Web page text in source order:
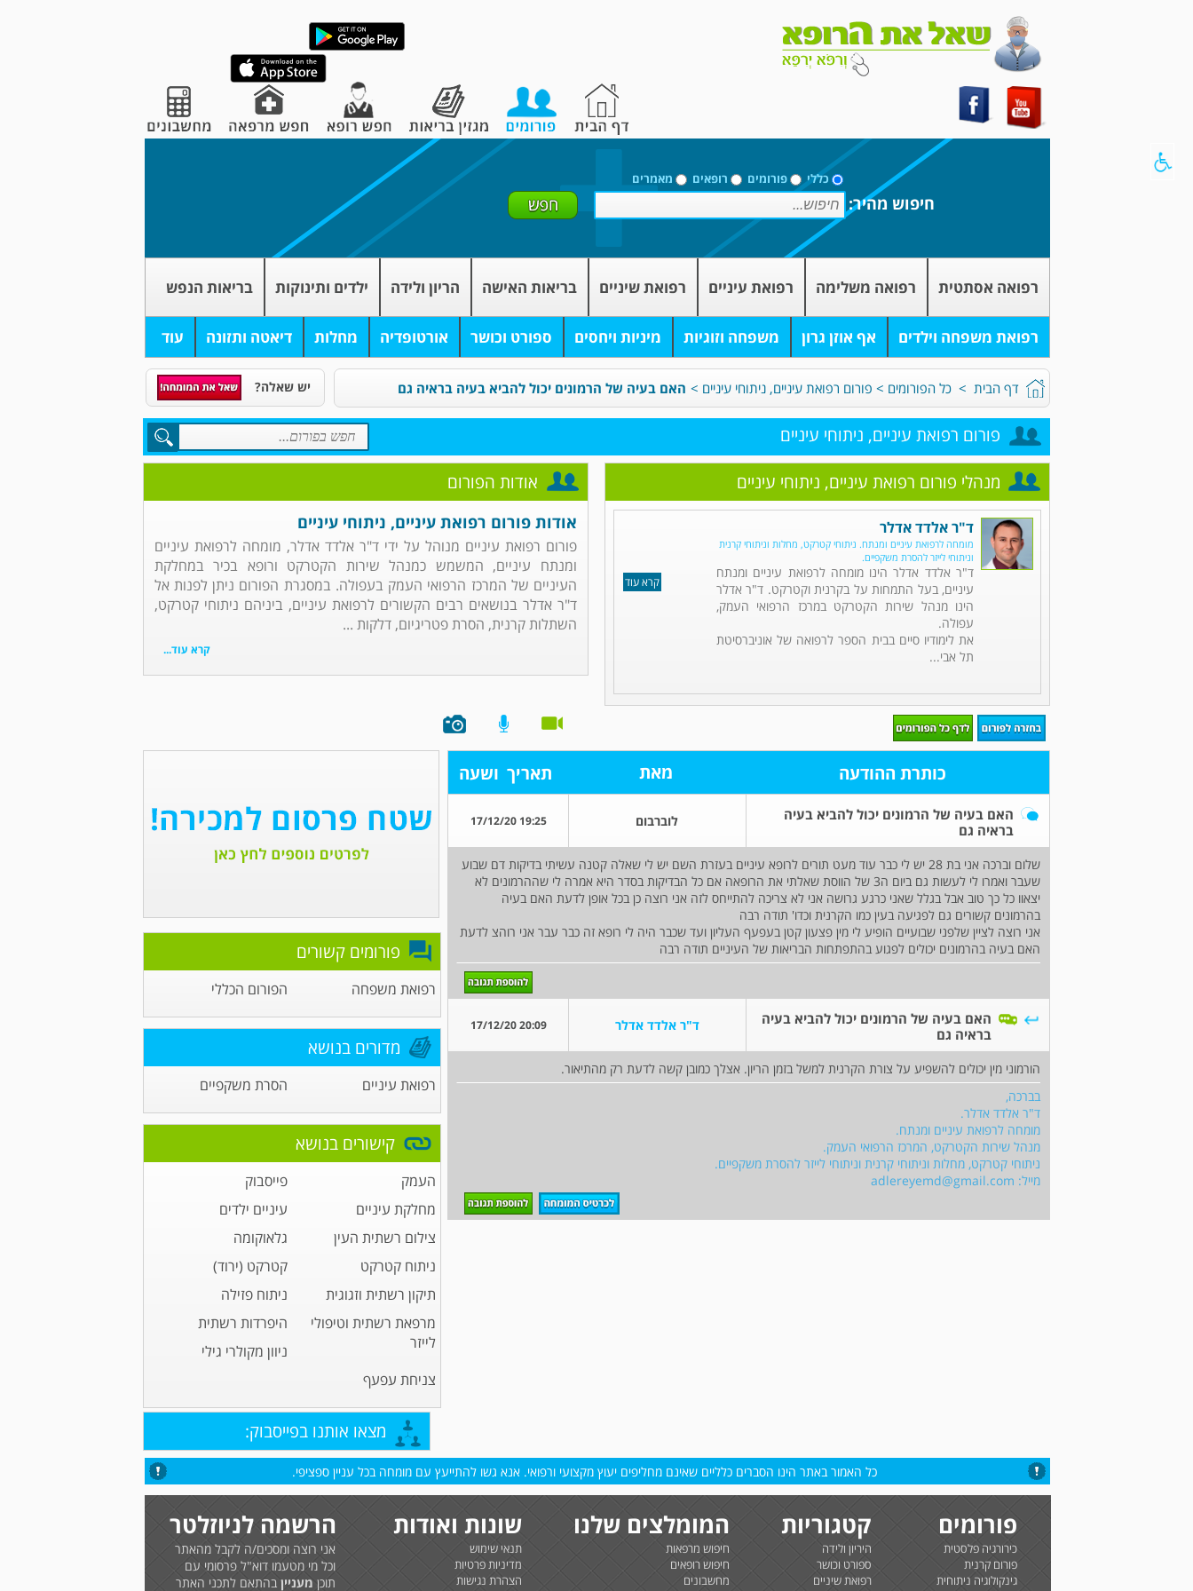
כללי פורומים רופאים מאמרים
חיפוש מהיר:
רפואה אסתטית רפואה משלימה רפואת עיניים רפואת שיניים בריאות האישה הריון ולידה ילדים ותינוקות בריאות הנפש
רפואת משפחה וילדים אף אוזן גרון משפחה וזוגיות מיניות ויחסים ספורט וכושר אורטופדיה מחלות דיאטה ותזונה עוד
דף הבית > כל הפורומים > פורום רפואת עיניים, ניתוחי עיניים > האם בעיה של הרמונים יכול להביא בעיה בראיה גם יש שאלה?
פורום רפואת עיניים, ניתוחי עיניים
אודות הפורום
אודות פורום רפואת עיניים, ניתוחי עיניים
פורום רפואת עיניים מנוהל על ידי ד"ר אלדד אדלר, מומחה לרפואת עיניים
ומנתח עיניים, המשמש כמנהל שירות הקטרקט ורופא בכיר במחלקת
העיניים של המרכז הרפואי העמק בעפולה. במסגרת הפורום ניתן לפנות אל
ד"ר אדלר בנושאים רבים הקשורים לרפואת עיניים, ביניהם ניתוחי קטרקט,
השתלות קרנית, הסרת פטריגיום, דלקות ...
קרא עוד...
מנהלי פורום רפואת עיניים, ניתוחי עיניים
קרא עוד
ד"ר אלדד אדלר
מומחה לרפואת עיניים ומנתח. ניתוחי קטרקט, מחלות וניתוחי קרנית
וניתוחי לייזר להסרת משקפיים.
ד"ר אלדד אדלר הינו מומחה לרפואת עיניים ומנתח
עיניים, בעל התמחות על בקרנית וקטרקט. ד"ר אדלר
הינו מנהל שירות הקטרקט במרכז הרפואי העמק,
עפולה.
את לימודיו סיים בבית הספר לרפואה של אוניברסיטת
תל אבי...
כותרת ההודעה מאת תאריך ושעה
האם בעיה של הרמונים יכול להביא בעיה
בראיה גם
לוברבום 19:25 17/12/20
שלום וברכה אני בת 28 יש לי כבר עוד מעט תורים לרופא עיניים בעזרת השם יש לי שאלה קטנה עשיתי בדיקות דם שבוע
שעבר ואמרו לי לעשות גם ביום ה3 של הווסת שאלתי את הרופאה אם כל הבדיקות בסדר היא אמרה לי שההרמונים לא
יצאוו כל כך טוב אבל בגלל שאני כרגע גרושה אני לא צריכה להתייחס לזה אני רוצה כן בכל אופן לדעת האם בעיה
בהרמונים קשורים גם לפגיעה בעין כמו הקרנית וכדו' תודה רבה
אני רוצה לציין שלפני שבועיים הופיע לי מין פצעון קטן בעפעף העליון ועד שכבר היה לי רופא זה כבר עבר אני רוהצ לדעת
האם בעיה בהרמונים יכולים לפגוע בהתפתחות הבריאות של העיניים תודה רבה
האם בעיה של הרמונים יכול להביא בעיה
בראיה גם
ד"ר אלדד אדלר 20:09 17/12/20
הורמוני מין יכולים להשפיע על צורת הקרנית למשל בזמן הריון. אצלך כמובן קשה לדעת רק מהתיאור.
בברכה,
ד"ר אלדד אדלר.
מומחה לרפואת עיניים ומנתח.
מנהל שירות הקטרקט, המרכז הרפואי העמק.
ניתוחי קטרקט, מחלות וניתוחי קרנית וניתוחי לייזר להסרת משקפיים.
מייל: adlereyemd@gmail.com
פורומים קשורים
רפואת משפחה הפורום הכללי
מדורים בנושא
רפואת עיניים הסרת משקפיים
קישורים בנושא
העמק
פייסבוק
מחלקת עיניים
עיניים ילדים
צילום רשתית העין
גלאוקומה
ניתוח קטרקט
קטרקט (ירוד)
תיקון רשתית וזגוגית
ניתוח פזילה
מרפאת רשתית וטיפולי
לייזר
היפרדות רשתית
ניוון מקולרי גילי
צניחת עפעף
מצאו אותנו בפייסבוק:
כל האמור באתר הינו הסברים כלליים שאינם מחליפים יעוץ מקצועי ורפואי. אנא גשו להתייעץ עם מומחה בכל עניין ספציפי.
פורומים
כירורגיה פלסטית
פורום קרנית
גינקולוגיה ניתוחית
קטגוריות
היריון ולידה
ספורט וכושר
רפואת שיניים
המומלצים שלנו
חיפוש מרפאות
חיפוש רופאים
מחשבונים
שונות ואודות
תנאי שימוש
מדיניות פרטיות
הצהרת נגישות
הרשמה לניוזלטר
אני רוצה ומסכים/ה לקבל מהאתר
וכל מי מטעמו דוא"ל פרסומי עם
תוכן מענייןבהתאם לתכני האתר